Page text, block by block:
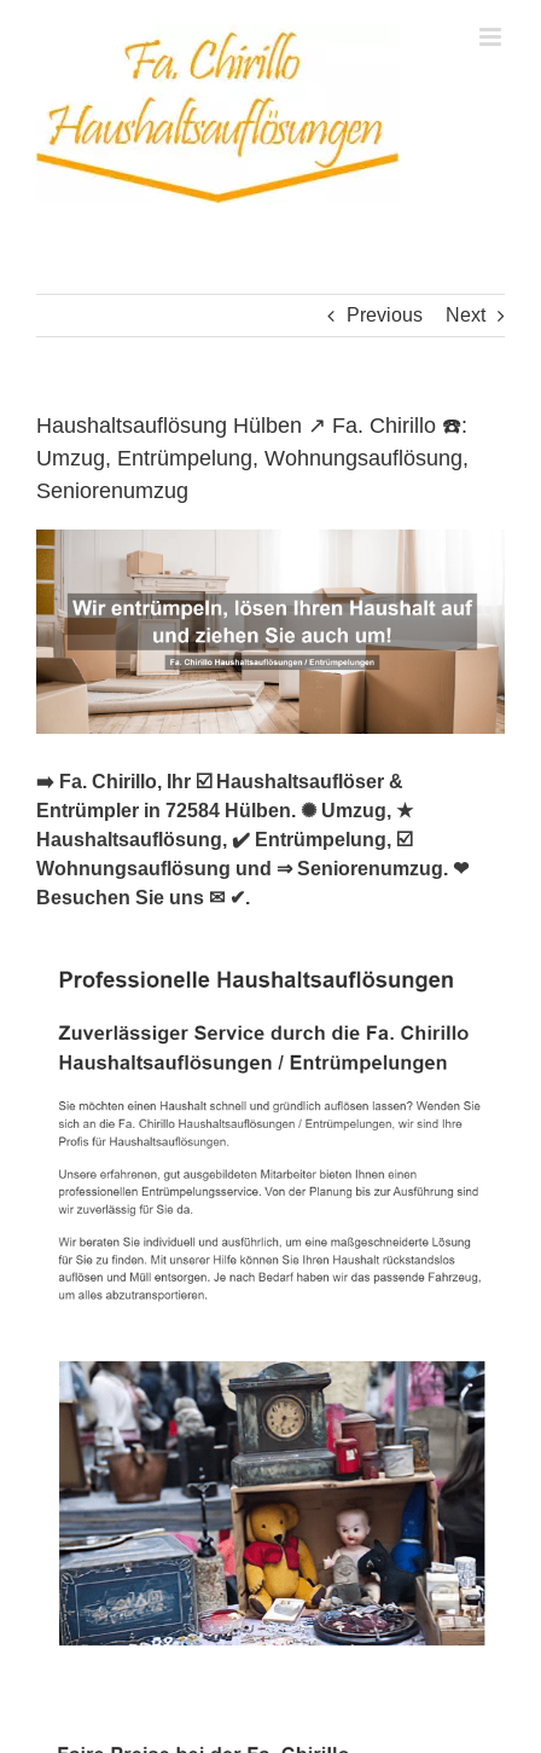
Previous Next
Haushaltsauflösung Hülben ↗️ Fa. Chirillo ☎️:
Umzug, Entrümpelung, Wohnungsauflösung,
Seniorenumzug
➡️ Fa. Chirillo, Ihr ☑️ Haushaltsauflöser &
Entrümpler in 72584 Hülben. ✺ Umzug, ★
Haushaltsauflösung, ✔️ Entrümpelung, ☑️
Wohnungsauflösung und ⇒ Seniorenumzug. ❤
Besuchen Sie uns ✉ ✔.